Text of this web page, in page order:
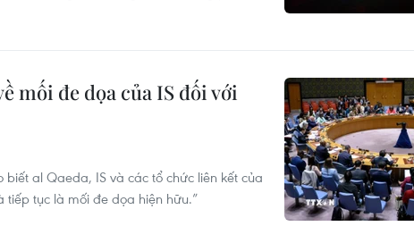
mối đe dọa của IS đối với
al Qaeda, IS và các tổ chức liên kết của
tục là mối đe dọa hiện hữu.”